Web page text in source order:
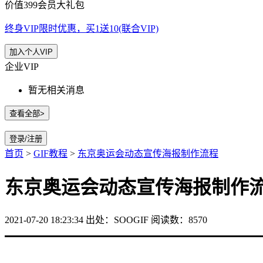
价值399会员大礼包
终身VIP限时优惠，买1送10(联合VIP)
加入个人VIP
企业VIP
暂无相关消息
查看全部>
登录/注册
首页 > GIF教程 > 东京奥运会动态宣传海报制作流程
东京奥运会动态宣传海报制作
2021-07-20 18:23:34 出处：SOOGIF 阅读数：8570